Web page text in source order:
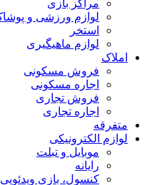
مراکز بازی
لوازم ورزشی و
استخر
لوازم ماهیگیری
املاک
فروش مسکونی
اجاره مسکونی
فروش تجاری
اجاره تجاری
متفرقه
لوازم الکترونیکی
موبایل و تبلت
رایانه
کنسول، بازی‌ ویدئویی